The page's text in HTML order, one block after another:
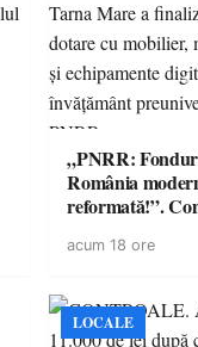
„PNRR:
România
reformată!”.
dotare cu
a unităților de
preuniversitar,
acum 18 ore
LOCALE